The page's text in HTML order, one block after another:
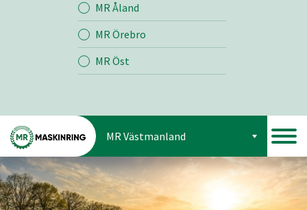
MR Åland
MR Örebro
MR Öst
MR Västmanland